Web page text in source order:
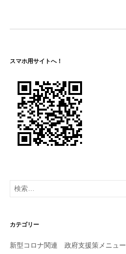
シ
ョ
ン
スマホ用サイトへ！
検
索:
カテゴリー
新型コロナ関連 政府支援策メニュー